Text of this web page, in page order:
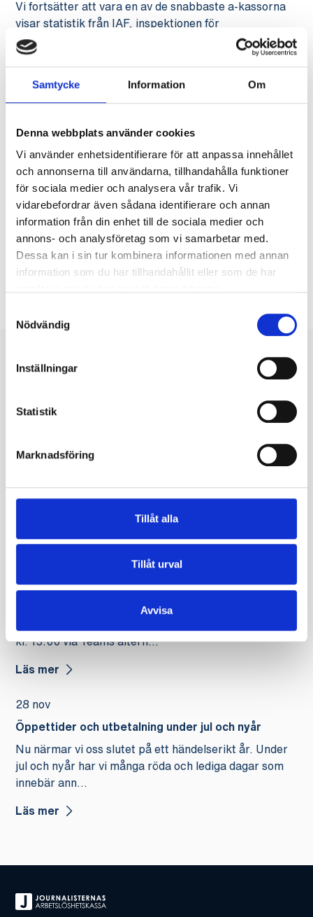
Samtycke Information Om
Denna webbplats använder cookies
Vi använder enhetsidentifierare för att anpassa innehållet
och annonserna till användarna, tillhandahålla funktioner
för sociala medier och analysera vår trafik. Vi
vidarebefordrar även sådana identifierare och annan
information från din enhet till de sociala medier och
annons- och analysföretag som vi samarbetar med.
Dessa kan i sin tur kombinera informationen med annan
information som du har tillhandahållit eller som de har
Nödvändig
Inställningar
Statistik
Marknadsföring
Tillåt alla
Tillåt urval
Avvisa
Vi fortsätter att vara en av de snabbaste a-kassorna
visar statistik från IAF, inspektionen för
arbetslöshetsförsäkring. Vår genomströmningstid i
januari har varit 3 veckor.
Med genomströmningstid menas antalet veckor från
den första veckan en person har redovisat
får sin första utbetalning från arbetslöshetskassan
Dela nyhet
Öppettider och utbetalningar under sommaren
Nu går vi snart in i sommaren och med detta kommer
öppettider på telefo...
Dags för valmöte och ordinarie föreningsstämma
Välkommen till valmöte och ordinarie
kl. 15.00 via Teams altern...
Läs mer
28 nov
Öppettider och utbetalning under jul och nyår
Nu närmar vi oss slutet på ett händelserikt år. Under
jul och nyår har vi många röda och lediga dagar som
innebär ann...
Läs mer